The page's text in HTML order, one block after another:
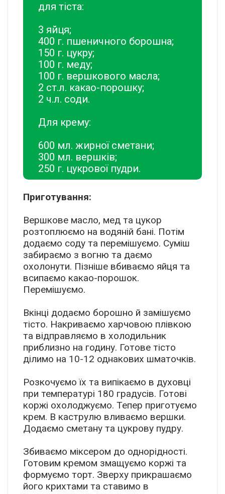
для тіста:
3 яйця;
400 г. пшеничного борошна;
150 г. цукру;
100 г. меду;
100 г. вершкового масла;
2 ст.л. какао-порошку;
2 ч.л. соди.
Для крему:
600 мл. жирної сметани;
300 мл. вершків;
250 г. цукрової пудри.
Приготування:
Вершкове масло, мед та цукор
розтоплюємо на водяній бані. Потім
додаємо соду та перемішуємо. Суміш
забираємо з вогню та даємо
охолонути. Пізніше вбиваємо яйця та
всипаємо какао-порошок.
Перемішуємо.
Вкінці додаємо борошно й замішуємо
тісто. Накриваємо харчовою плівкою
та відправляємо в холодильник
приблизно на годину. Готове тісто
ділимо на 10-12 однакових шматочків.
Розкочуємо їх та випікаємо в духовці
при температурі 180 градусів. Готові
коржі охолоджуємо. Тепер приготуємо
крем. В каструлю вливаємо вершки.
Додаємо сметану та цукрову пудру.
Збиваємо міксером до однорідності.
Готовим кремом змащуємо коржі та
формуємо торт. Зверху прикрашаємо
його крихтами та ставимо в